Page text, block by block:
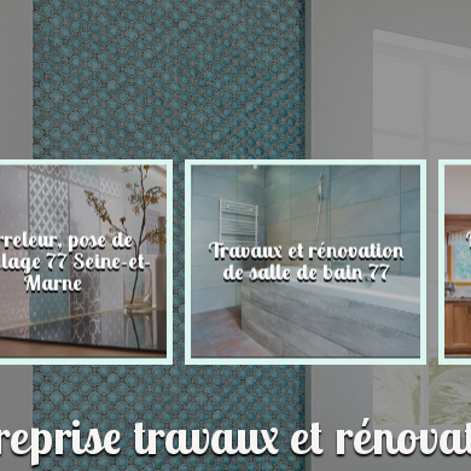
pose de
77 Seine-et-
Marne
Travaux et rénovation
de salle de bain 77
travaux et